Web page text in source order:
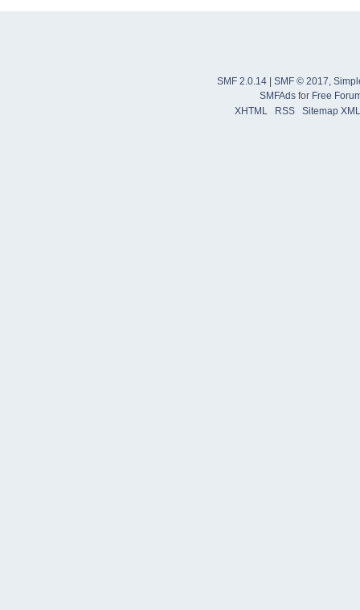
SMF 2.0.14 SMF © 2017,
SMFAdsfor Free
XHTML
RSS Sitemap XML